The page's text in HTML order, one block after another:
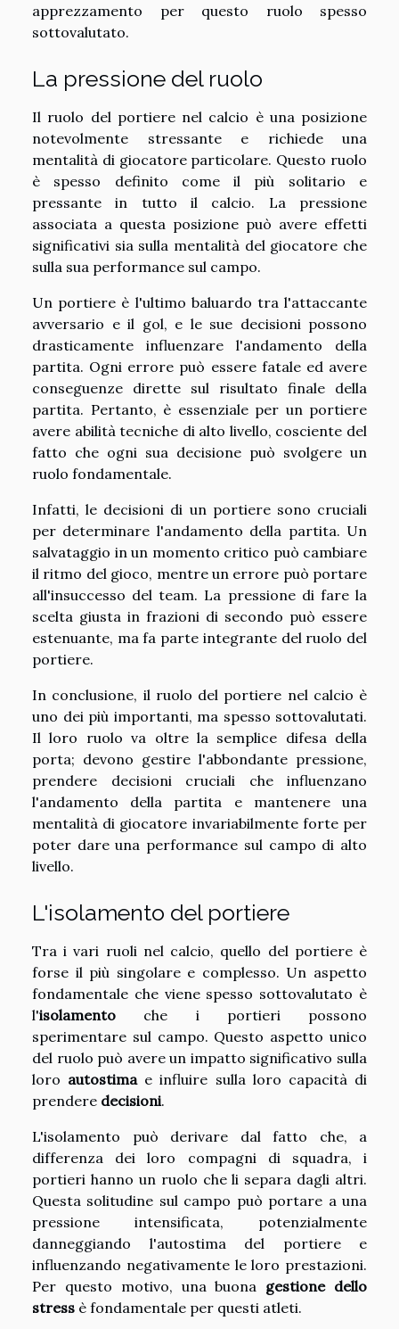
apprezzamento per questo ruolo spesso
sottovalutato.
La pressione del ruolo
Il ruolo del portiere nel calcio è una posizione
notevolmente stressante e richiede una
mentalità di giocatore particolare. Questo ruolo
è spesso definito come il più solitario e
pressante in tutto il calcio. La pressione
associata a questa posizione può avere effetti
significativi sia sulla mentalità del giocatore che
sulla sua performance sul campo.
Un portiere è l'ultimo baluardo tra l'attaccante
avversario e il gol, e le sue decisioni possono
drasticamente influenzare l'andamento della
partita. Ogni errore può essere fatale ed avere
conseguenze dirette sul risultato finale della
partita. Pertanto, è essenziale per un portiere
avere abilità tecniche di alto livello, cosciente del
fatto che ogni sua decisione può svolgere un
ruolo fondamentale.
Infatti, le decisioni di un portiere sono cruciali
per determinare l'andamento della partita. Un
salvataggio in un momento critico può cambiare
il ritmo del gioco, mentre un errore può portare
all'insuccesso del team. La pressione di fare la
scelta giusta in frazioni di secondo può essere
estenuante, ma fa parte integrante del ruolo del
portiere.
In conclusione, il ruolo del portiere nel calcio è
uno dei più importanti, ma spesso sottovalutati.
Il loro ruolo va oltre la semplice difesa della
porta; devono gestire l'abbondante pressione,
prendere decisioni cruciali che influenzano
l'andamento della partita e mantenere una
mentalità di giocatore invariabilmente forte per
poter dare una performance sul campo di alto
livello.
L'isolamento del portiere
Tra i vari ruoli nel calcio, quello del portiere è
forse il più singolare e complesso. Un aspetto
fondamentale che viene spesso sottovalutato è
l'isolamento che i portieri possono
sperimentare sul campo. Questo aspetto unico
del ruolo può avere un impatto significativo sulla
loro autostimae influire sulla loro capacità di
prendere decisioni.
L'isolamento può derivare dal fatto che, a
differenza dei loro compagni di squadra, i
portieri hanno un ruolo che li separa dagli altri.
Questa solitudine sul campo può portare a una
pressione intensificata, potenzialmente
danneggiando l'autostima del portiere e
influenzando negativamente le loro prestazioni.
Per questo motivo, una buona gestione dello
stress è fondamentale per questi atleti.